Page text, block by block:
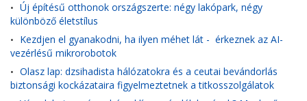
• Új építésű otthonok országszerte: négy lakópark, négy
különböző életstílus
• Kezdjen el gyanakodni, ha ilyen méhet lát - érkeznek az AI-
vezérlésű mikrorobotok
• Olasz lap: dzsihadista hálózatokra és a ceutai bevándorlás
biztonsági kockázataira figyelmeztetnek a titkosszolgálatok